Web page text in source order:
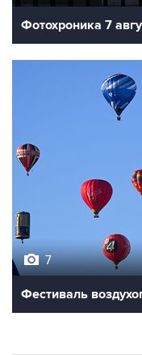
Фотохроника 7
7
Фестиваль